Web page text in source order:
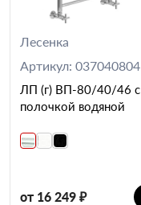
Лесенка
Артикул: 037040804
ЛП (г) ВП-80/40/46 с
полочкой водяной
от 16 249 ₽